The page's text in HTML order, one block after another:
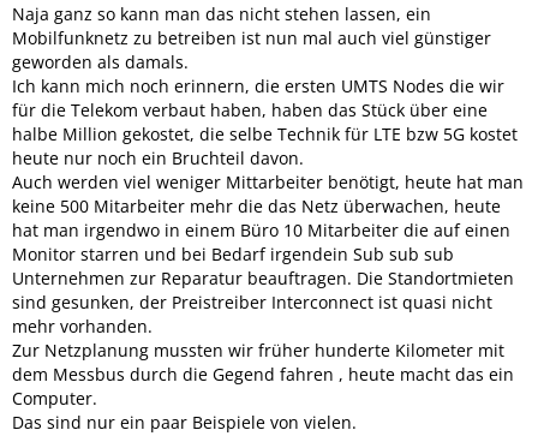
Naja ganz so kann man das nicht stehen lassen, ein
Mobilfunknetz zu betreiben ist nun mal auch viel günstiger
geworden als damals.
Ich kann mich noch erinnern, die ersten UMTS Nodes die wir
für die Telekom verbaut haben, haben das Stück über eine
halbe Million gekostet, die selbe Technik für LTE bzw 5G kostet
heute nur noch ein Bruchteil davon.
Auch werden viel weniger Mittarbeiter benötigt, heute hat man
keine 500 Mitarbeiter mehr die das Netz überwachen, heute
hat man irgendwo in einem Büro 10 Mitarbeiter die auf einen
Monitor starren und bei Bedarf irgendein Sub sub sub
Unternehmen zur Reparatur beauftragen. Die Standortmieten
sind gesunken, der Preistreiber Interconnect ist quasi nicht
mehr vorhanden.
Zur Netzplanung mussten wir früher hunderte Kilometer mit
dem Messbus durch die Gegend fahren , heute macht das ein
Computer.
Das sind nur ein paar Beispiele von vielen.